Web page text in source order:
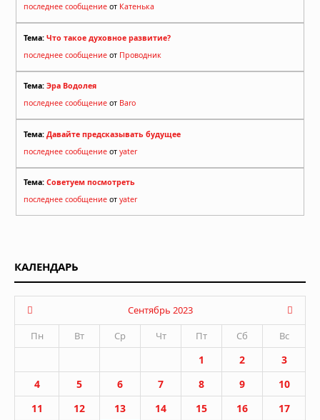
последнее сообщение от Катенька
Тема: Что такое духовное развитие?
последнее сообщение от Проводник
Тема: Эра Водолея
последнее сообщение от Baro
Тема: Давайте предсказывать будущее
последнее сообщение от yater
Тема: Советуем посмотреть
последнее сообщение от yater
КАЛЕНДАРЬ
Сентябрь 2023
Пн
Вт Ср Чт Пт Сб Вс
1 2
3
4
5 6 7 8 9
10
11
12 13 14 15 16
17